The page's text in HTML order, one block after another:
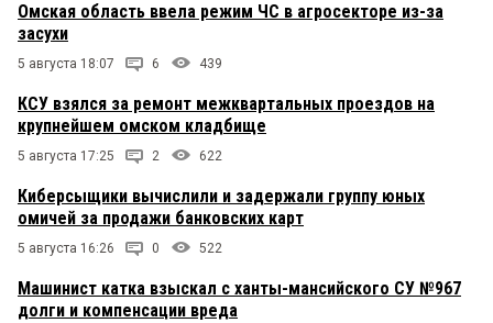
Омская область ввела режим ЧС в агросекторе из-за
засухи
5 августа 18:07 6 439
КСУ взялся за ремонт межквартальных проездов на
крупнейшем омском кладбище
5 августа 17:25 2 622
Киберсыщики вычислили и задержали группу юных
омичей за продажи банковских карт
5 августа 16:26 0 522
Машинист катка взыскал с ханты-мансийского СУ №967
долги и компенсации вреда